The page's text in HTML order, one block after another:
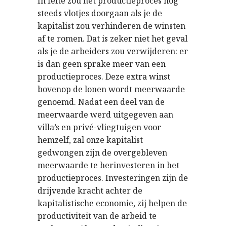
steeds vlotjes doorgaan als je de
kapitalist zou verhinderen de winsten
af te romen. Dat is zeker niet het geval
als je de arbeiders zou verwijderen: er
is dan geen sprake meer van een
productieproces. Deze extra winst
bovenop de lonen wordt meerwaarde
genoemd. Nadat een deel van de
meerwaarde werd uitgegeven aan
villa’s en privé-vliegtuigen voor
hemzelf, zal onze kapitalist
gedwongen zijn de overgebleven
meerwaarde te herinvesteren in het
productieproces. Investeringen zijn de
drijvende kracht achter de
kapitalistische economie, zij helpen de
productiviteit van de arbeid te